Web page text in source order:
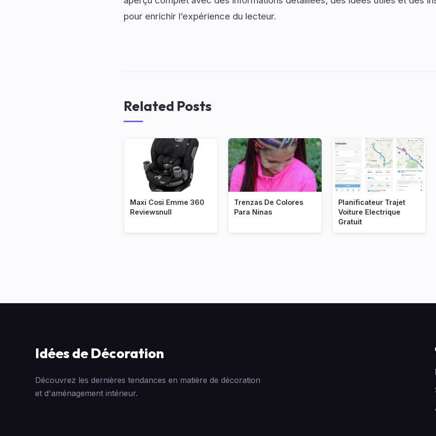
pour enrichir l’expérience du lecteur.
Related Posts
Maxi Cosi Emme 360
Reviewsnull
Trenzas De Colores
Para Ninas
Planificateur Trajet
Voiture Electrique
Gratuit
Idées de Décoration
Découvrez les dernières tendances en matière de décoration
et d'aménagement intérieur.